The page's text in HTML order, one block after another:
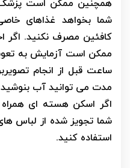
شما بخواهد غذاهای
کافئین مصرف نکنید. اگر
ساعت قبل از انجام
مدت می توانید آب
اگر اسکن هسته ای
شما تجویز شده از لباس
استفاده کنید.